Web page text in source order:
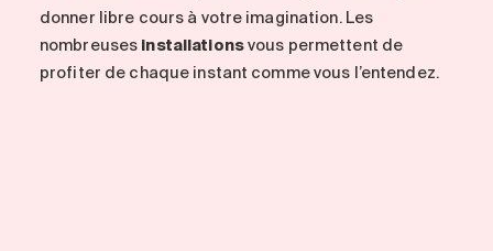
donner libre cours à votre imagination. Les
nombreuses installationsvous permettent de
profiter de chaque instant comme vous l’entendez.